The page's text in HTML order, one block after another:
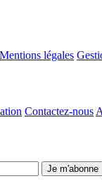
Mentions légales
Contactez-nous
Je m'abonne